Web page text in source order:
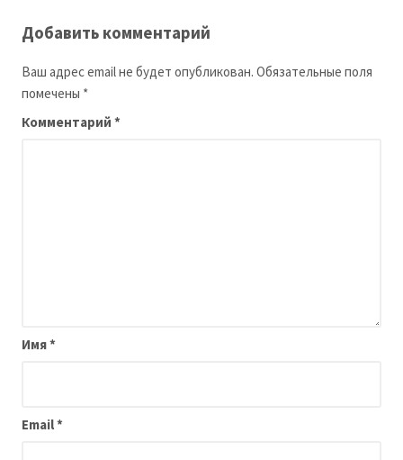
Добавить комментарий
Ваш адрес email не будет опубликован. Обязательные поля
помечены *
Комментарий *
Имя*
Email*